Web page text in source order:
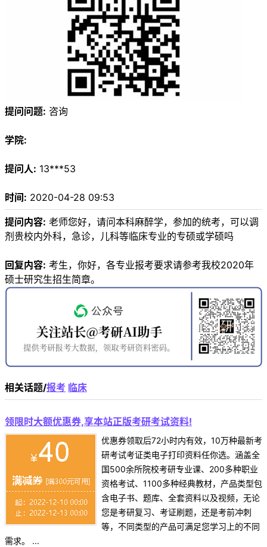
提问问题: 咨询
学院:
提问人: 13***53
时间: 2020-04-28 09:53
提问内容: 老师您好，请问本科麻醉学，参加的统考，可以调
剂贵校内外科，急诊，儿科等临床专业的专硕或学硕吗
回复内容: 考生，你好，各专业报考要求请参考我校2020年
硕士研究生招生简章。
相关话题/报考 临床
领限时大额优惠券,享本站正版考研考试资料!
优惠券领取后72小时内有效，10万种最新考
研考试考证类电子打印资料任你选。涵盖全
国500余所院校考研专业课、200多种职业
资格考试、1100多种经典教材，产品类型包
含电子书、题库、全套资料以及视频，无论
您是考研复习、考证刷题，还是考前冲刺
等，不同类型的产品可满足您学习上的不同
需求。 ...